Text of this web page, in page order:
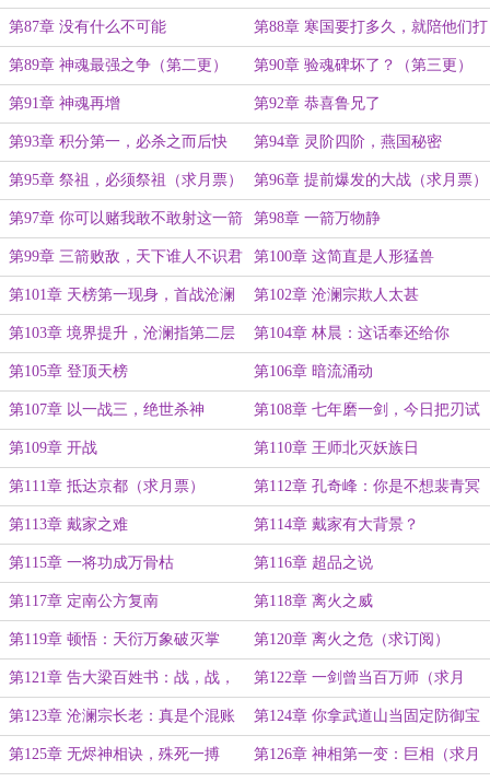
第87章 没有什么不可能 第88章 寒国要打多久，就陪他们打
多久
第89章 神魂最强之争（第二更） 第90章 验魂碑坏了？（第三更）
第91章 神魂再增 第92章 恭喜鲁兄了
第93章 积分第一，必杀之而后快 第94章 灵阶四阶，燕国秘密
第95章 祭祖，必须祭祖（求月票） 第96章 提前爆发的大战（求月票）
第97章 你可以赌我敢不敢射这一箭 第98章 一箭万物静
第99章 三箭败敌，天下谁人不识君
（求月票）
第100章 这简直是人形猛兽
第101章 天榜第一现身，首战沧澜
宗
第102章 沧澜宗欺人太甚
第103章 境界提升，沧澜指第二层
功法
第104章 林晨：这话奉还给你
第105章 登顶天榜 第106章 暗流涌动
第107章 以一战三，绝世杀神 第108章 七年磨一剑，今日把刃试
第109章 开战 第110章 王师北灭妖族日
第111章 抵达京都（求月票） 第112章 孔奇峰：你是不想裴青冥
专美于前啊
第113章 戴家之难 第114章 戴家有大背景？
第115章 一将功成万骨枯 第116章 超品之说
第117章 定南公方复南 第118章 离火之威
第119章 顿悟：天衍万象破灭掌
（求月票）
第120章 离火之危（求订阅）
第121章 告大梁百姓书：战，战，
战
第122章 一剑曾当百万师（求月
票）
第123章 沧澜宗长老：真是个混账
玩意
第124章 你拿武道山当固定防御宝
物来用？
第125章 无烬神相诀，殊死一搏 第126章 神相第一变：巨相（求月